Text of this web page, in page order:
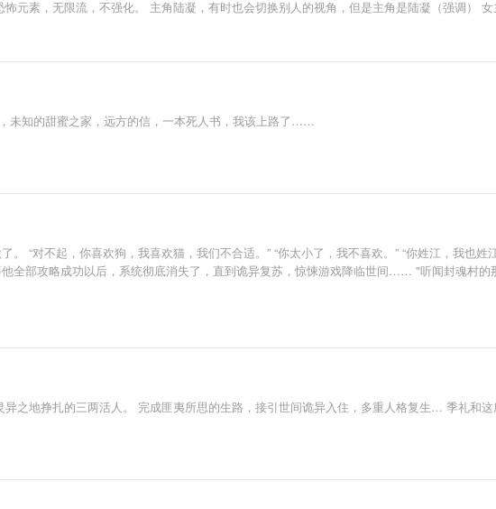
元素，无限流，不强化。 主角陆凝，有时也会切换别人的视角，但是主角是陆凝（强调）
未知的甜蜜之家，远方的信，一本死人书，我该上路了……
“对不起，你喜欢狗，我喜欢猫，我们不合适。” “你太小了，我不喜欢。” “你姓江，我也
全部攻略成功以后，系统彻底消失了，直到诡异复苏，惊悚游戏降临世间…… "听闻封魂村
之地挣扎的三两活人。 完成匪夷所思的生路，接引世间诡异入住，多重人格复生… 季礼和